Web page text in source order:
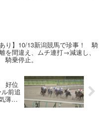
あり】10/13新潟競馬で珍事！ 騎
を間違え、ムチ連打→減速し、
乗停止。
好位
前追
薄三